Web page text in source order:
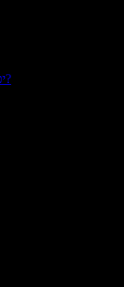
האם Google Docs יכול להקריא לי טקסט?